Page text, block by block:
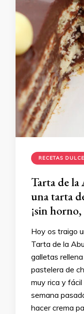
RECETAS
Tarta de la
una tarta
¡sin
Hoy os traigo
Tarta de la
galletas
pastelera de
muy rica y fácil
semana
hacer crema